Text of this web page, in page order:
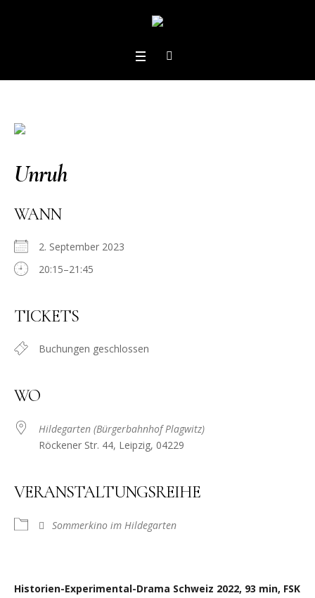
Unruh
WANN
2. September 2023
20:15–21:45
TICKETS
Buchungen geschlossen
WO
Hildegarten (Bürgerbahnhof Plagwitz)
Röckener Str. 44, Leipzig, 04229
VERANSTALTUNGSREIHE
Sommerkino im Hildegarten
Historien-Experimental-Drama Schweiz 2022, 93 min, FSK